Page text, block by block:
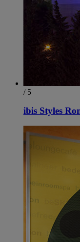
/ 5
ibis Styles